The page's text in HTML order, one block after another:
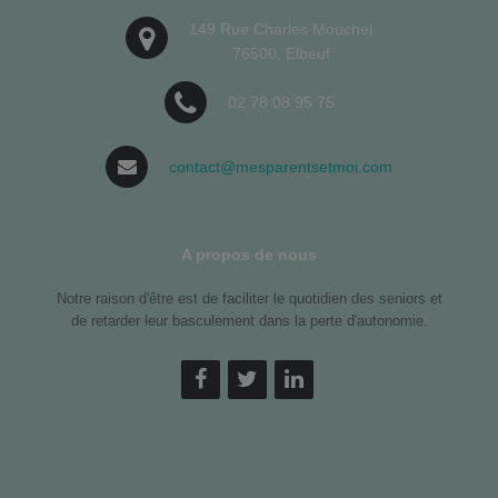
149 Rue Charles Mouchel
76500, Elbeuf
02 78 08 95 75
contact@mesparentsetmoi.com
A propos de nous
Notre raison d'être est de faciliter le quotidien des seniors et
de retarder leur basculement dans la perte d'autonomie.